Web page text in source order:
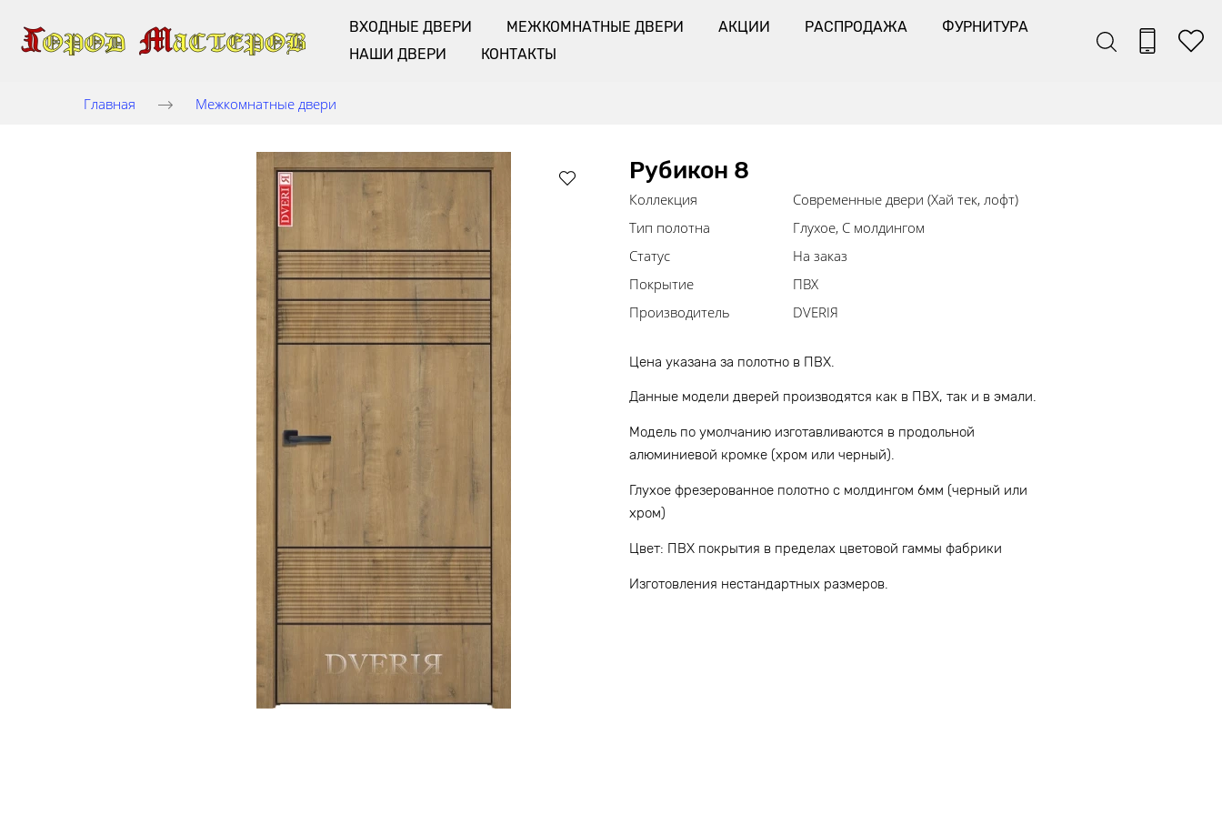
ВХОДНЫЕ ДВЕРИ МЕЖКОМНАТНЫЕ ДВЕРИ АКЦИИ РАСПРОДАЖА
ФУРНИТУРА
НАШИ ДВЕРИ
КОНТАКТЫ
Главная Межкомнатные двери
Рубикон 8
Коллекция
Современные двери (Хай тек, лофт)
Тип полотна
Глухое, С молдингом
Статус
На заказ
Покрытие
ПВХ
Производитель
DVERIЯ
Цена указана за полотно в ПВХ.
Данные модели дверей производятся как в ПВХ, так и в эмали.
Модель по умолчанию изготавливаются в продольной
алюминиевой кромке (хром или черный).
Глухое фрезерованное полотно с молдингом 6мм (черный или
хром)
Цвет: ПВХ покрытия в пределах цветовой гаммы фабрики
Изготовления нестандартных размеров.